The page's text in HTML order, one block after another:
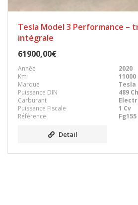
Tesla Model 3 Performance –
intégrale
61900,00€
Année
2020
Km
11000
Marque
Tesla
Puissance DIN
489 Ch
Carburant
Puissance Fiscale
1 Cv
Référence
Fg155
Detail